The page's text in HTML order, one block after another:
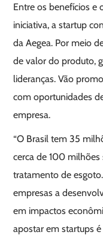
Entre os benefícios e
iniciativa, a startup
da Aegea. Por meio
de valor do produto,
lideranças. Vão
com oportunidades
empresa.
“O Brasil tem 35
cerca de 100 milhões
tratamento de
empresas a
em impactos
apostar em startups